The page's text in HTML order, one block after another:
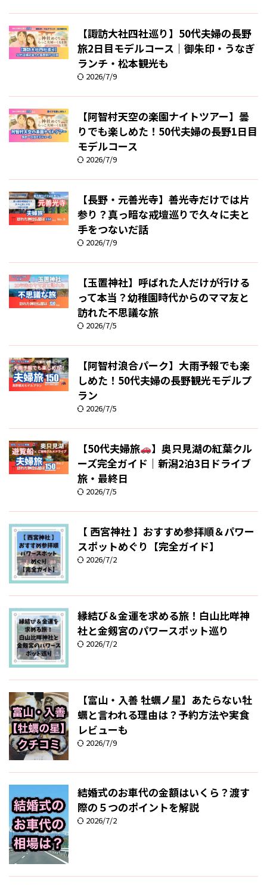
【諏訪大社四社巡り】50代夫婦の長野
旅2日目モデルコース｜御朱印・うなぎ
ランチ・松本観光も
2026/7/9
【阿智村天空の楽園ナイトツアー】曇
りでも楽しめた！50代夫婦の長野1日目
モデルコース
2026/7/9
【長野・元善光寺】善光寺だけでは片
参り？真っ暗な戒壇巡りで久々に夫と
手をつないだ話
2026/7/9
【玉置神社】呼ばれた人だけが行ける
って本当？幼稚園時代からのママ友と
訪れた不思議な旅
2026/7/5
【阿智村浪合パーク】大雨予報でも楽
しめた！50代夫婦の長野観光モデルプ
ラン
2026/7/5
【50代夫婦旅
】奥只見湖の紅葉クル
ーズ完全ガイド｜新潟2泊3日ドライブ
旅・最終日
2026/7/5
【 西宮神社 】おすすめ参拝順＆パワー
スポットめぐり【完全ガイド】
2026/7/2
縁結び＆金運を求める旅！白山比咩神
社と金剱宮のパワースポット巡り
2026/7/2
【富山・入善 牡蠣ノ星】あたらない牡
蠣と言われる理由は？予約方法や実食
レビューも
2026/7/9
結婚式のお車代の金額はいくら？渡す
際の５つのポイントを解説
2026/7/2